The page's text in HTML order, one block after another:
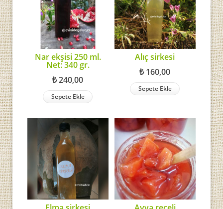
Nar ekşisi 250 ml.
Net: 340 gr.
₺240,00
Sepete Ekle
Alıç sirkesi
₺160,00
Sepete Ekle